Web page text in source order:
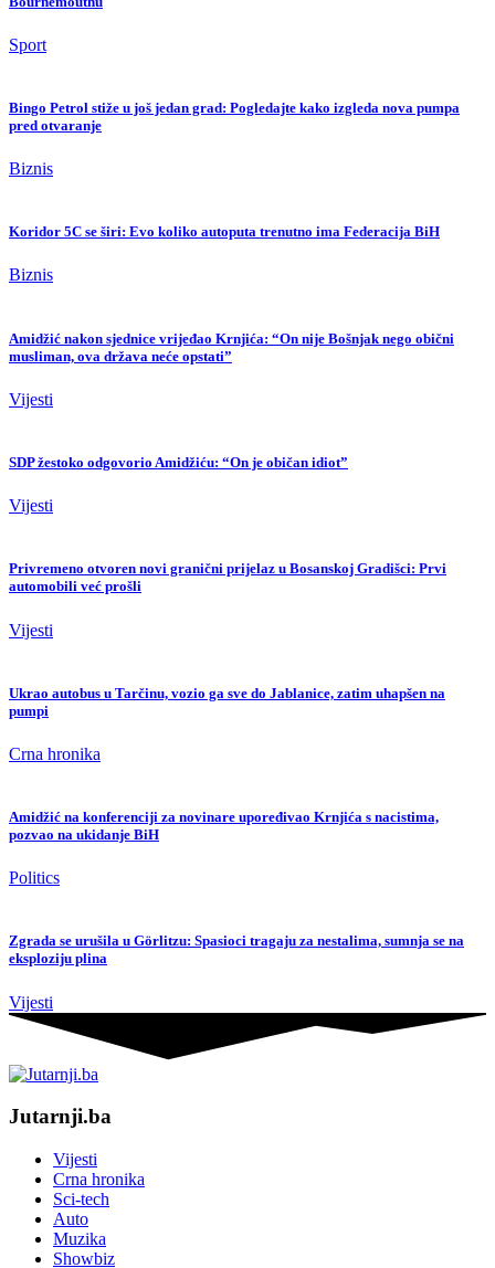
Sport
Bingo Petrol stiže u još jedan grad: Pogledajte kako izgleda nova pumpa
pred otvaranje
Biznis
Koridor 5C se širi: Evo koliko autoputa trenutno ima Federacija BiH
Biznis
Amidžić nakon sjednice vrijeđao Krnjića: “On nije Bošnjak nego obični
musliman, ova država neće opstati”
Vijesti
SDP žestoko odgovorio Amidžiću: “On je običan idiot”
Vijesti
Privremeno otvoren novi granični prijelaz u Bosanskoj Gradišci: Prvi
automobili već prošli
Vijesti
Ukrao autobus u Tarčinu, vozio ga sve do Jablanice, zatim uhapšen na
pumpi
Crna hronika
Amidžić na konferenciji za novinare upoređivao Krnjića s nacistima,
pozvao na ukidanje BiH
Politics
Zgrada se urušila u Görlitzu: Spasioci tragaju za nestalima, sumnja se na
eksploziju plina
Vijesti
Jutarnji.ba
Vijesti
Crna hronika
Sci-tech
Auto
Muzika
Showbiz